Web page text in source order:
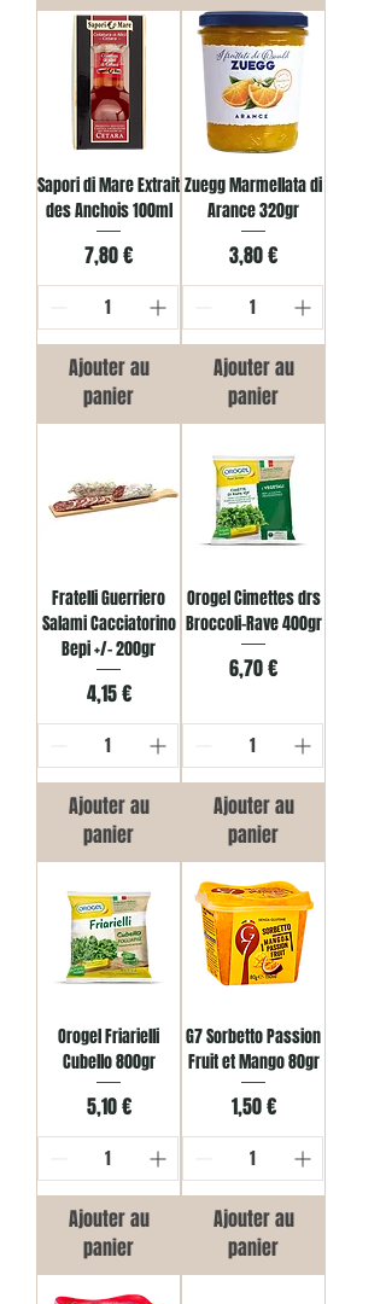
Sapori di Mare Extrait
des Anchois 100ml
Prix
7,80 €
Ajouter au
panier
Zuegg Marmellata di
Arance 320gr
Prix
3,80 €
Ajouter au
panier
Fratelli Guerriero
Salami Cacciatorino
Bepi +/- 200gr
Prix
4,15 €
Ajouter au
panier
Orogel Cimettes drs
Broccoli-Rave 400gr
Prix
6,70 €
Ajouter au
panier
Orogel Friarielli
Cubello 800gr
Prix
5,10 €
Ajouter au
panier
G7 Sorbetto Passion
Fruit et Mango 80gr
Prix
1,50 €
Ajouter au
panier